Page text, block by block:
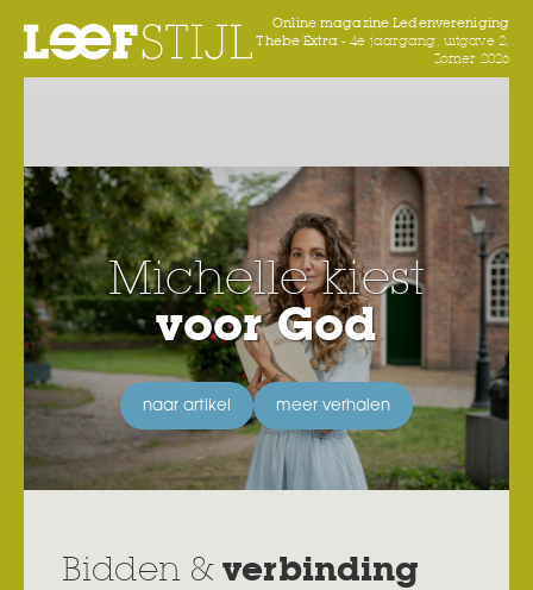
Online magazine Ledenvereniging
Thebe Extra -4e jaargang, uitgave 2,
Zomer 2026
Michelle kiest
voor God
naar artikel meer verhalen
Bidden &verbinding